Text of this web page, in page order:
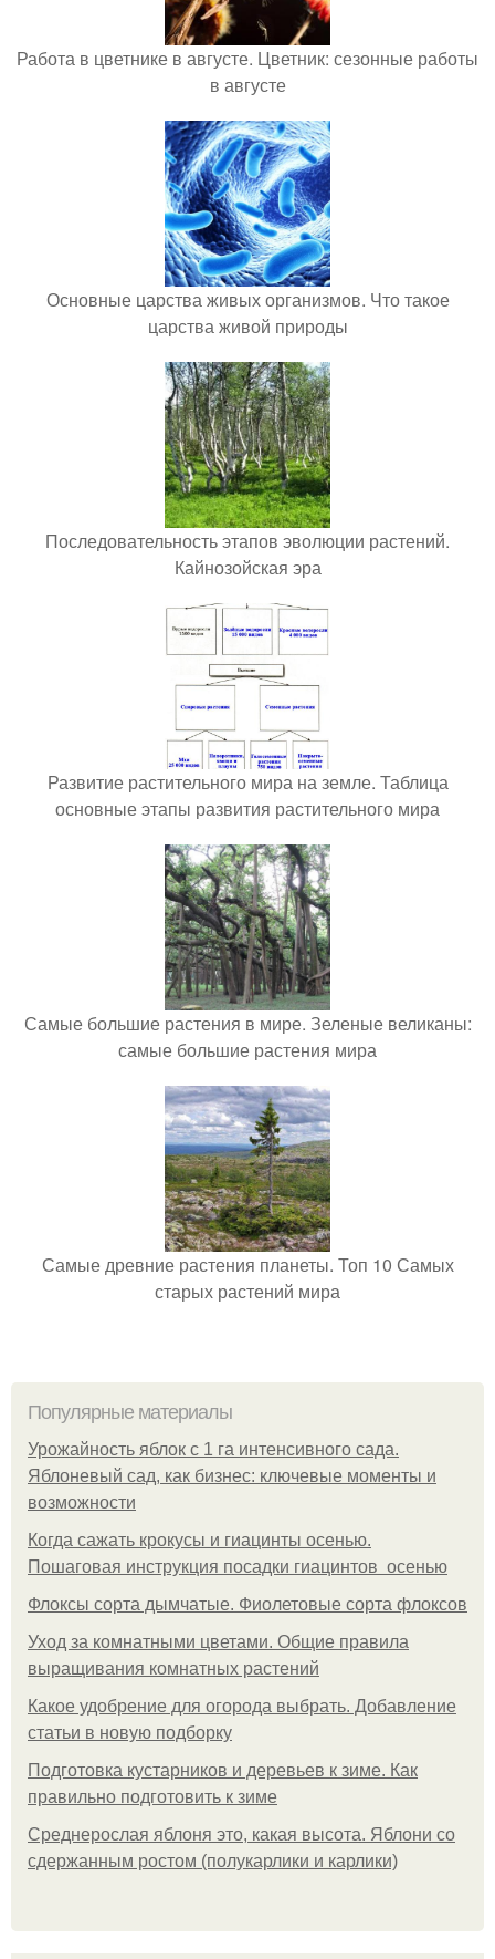
Работа в цветнике в августе. Цветник: сезонные работы
в августе
Основные царства живых организмов. Что такое
царства живой природы
Последовательность этапов эволюции растений.
Кайнозойская эра
Развитие растительного мира на земле. Таблица
основные этапы развития растительного мира
Самые большие растения в мире. Зеленые великаны:
самые большие растения мира
Самые древние растения планеты. Топ 10 Самых
старых растений мира
Популярные материалы
Урожайность яблок с 1 га интенсивного сада.
Яблоневый сад, как бизнес: ключевые моменты и
возможности
Когда сажать крокусы и гиацинты осенью.
Пошаговая инструкция посадки гиацинтов осенью
Флоксы сорта дымчатые. Фиолетовые сорта флоксов
Уход за комнатными цветами. Общие правила
выращивания комнатных растений
Какое удобрение для огорода выбрать. Добавление
статьи в новую подборку
Подготовка кустарников и деревьев к зиме. Как
правильно подготовить к зиме
Среднерослая яблоня это, какая высота. Яблони со
сдержанным ростом (полукарлики и карлики)